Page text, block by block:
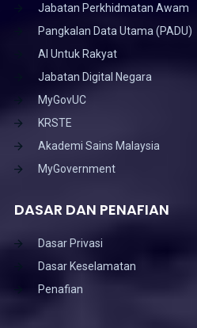
Jabatan Perkhidmatan Awam
Pangkalan Data Utama (PADU)
AI Untuk Rakyat
Jabatan Digital Negara
MyGovUC
KRSTE
Akademi Sains Malaysia
MyGovernment
DASAR DAN PENAFIAN
Dasar Privasi
Dasar Keselamatan
Penafian